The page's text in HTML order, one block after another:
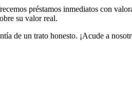
préstamos inmediatos con
su valor real.
de un trato honesto. ¡Acude a